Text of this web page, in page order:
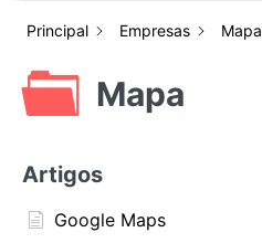
Principal Empresas Mapa
Mapa
Artigos
Google Maps